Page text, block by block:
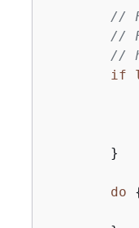
//
//
//
if
        }
do